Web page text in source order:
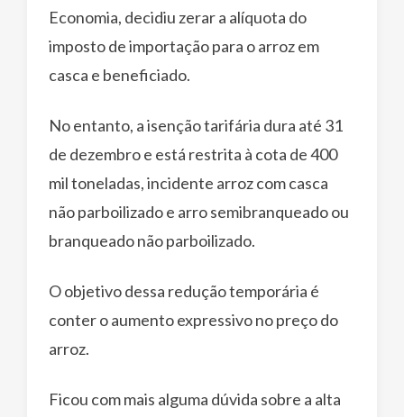
Economia, decidiu zerar a alíquota do
imposto de importação para o arroz em
casca e beneficiado.
No entanto, a isenção tarifária dura até 31
de dezembro e está restrita à cota de 400
mil toneladas, incidente arroz com casca
não parboilizado e arro semibranqueado ou
branqueado não parboilizado.
O objetivo dessa redução temporária é
conter o aumento expressivo no preço do
arroz.
Ficou com mais alguma dúvida sobre a alta